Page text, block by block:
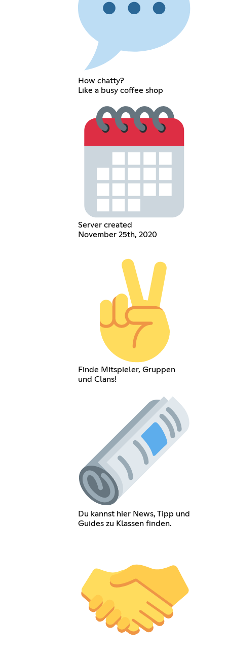
How chatty?
Like a busy coffee shop
Server created
November 25th, 2020
Finde Mitspieler, Gruppen
und Clans!
Du kannst hier News, Tipp und
Guides zu Klassen finden.